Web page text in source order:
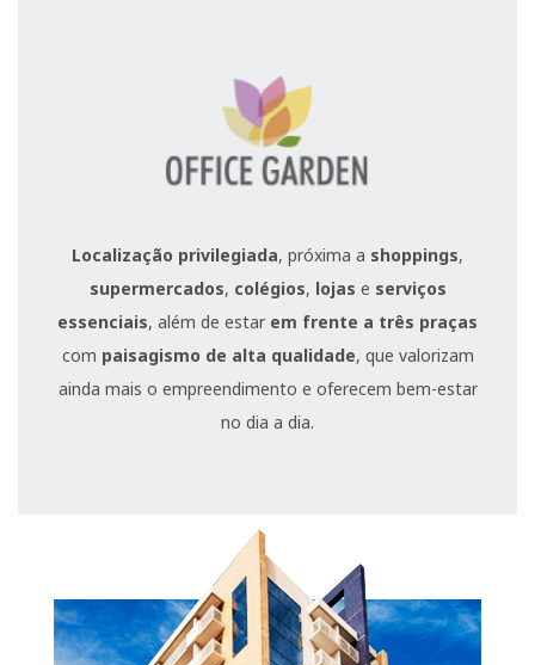
Localização privilegiada, próxima a shoppings,
supermercados, colégios, lojas e serviços
essenciais, além de estar em frente a três praças
com paisagismo de alta qualidade, que valorizam
ainda mais o empreendimento e oferecem bem-estar
no dia a dia.